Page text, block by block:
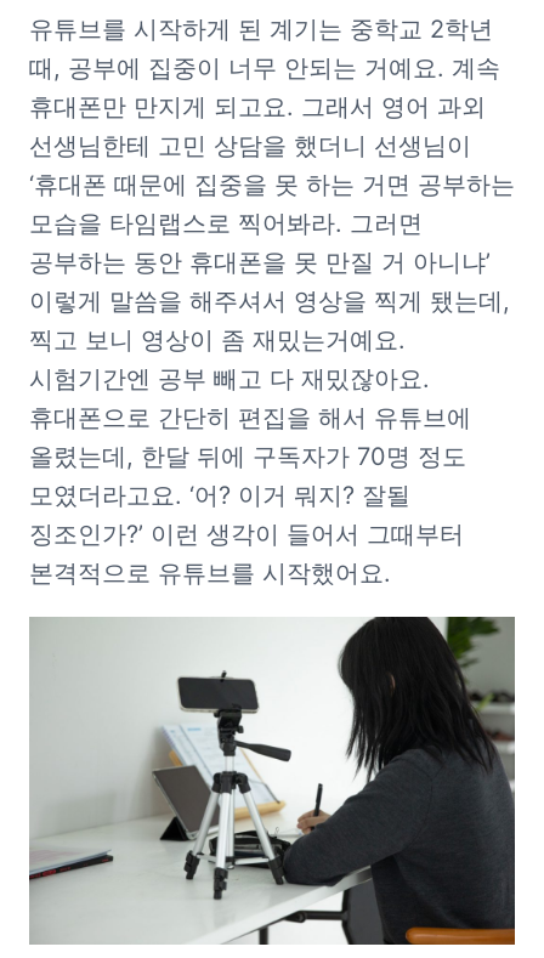
유튜브를 시작하게 된 계기는 중학교 2학년
때, 공부에 집중이 너무 안되는 거예요. 계속
휴대폰만 만지게 되고요. 그래서 영어 과외
선생님한테 고민 상담을 했더니 선생님이
‘휴대폰 때문에 집중을 못 하는 거면 공부하는
모습을 타임랩스로 찍어봐라. 그러면
공부하는 동안 휴대폰을 못 만질 거 아니냐’
이렇게 말씀을 해주셔서 영상을 찍게 됐는데,
찍고 보니 영상이 좀 재밌는거예요.
시험기간엔 공부 빼고 다 재밌잖아요.
휴대폰으로 간단히 편집을 해서 유튜브에
올렸는데, 한달 뒤에 구독자가 70명 정도
모였더라고요. ‘어? 이거 뭐지? 잘될
징조인가?’ 이런 생각이 들어서 그때부터
본격적으로 유튜브를 시작했어요.